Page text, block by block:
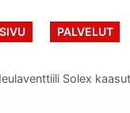
PALVELUT
Solex